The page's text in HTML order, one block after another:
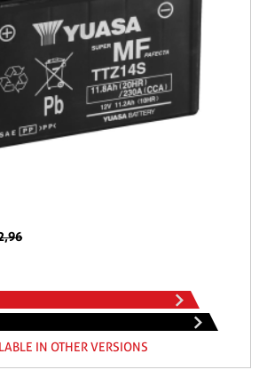
IN OTHER VERSIONS